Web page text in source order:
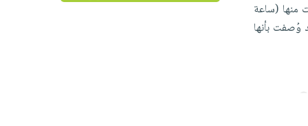
منها (ساعة
وُصفت بأنها